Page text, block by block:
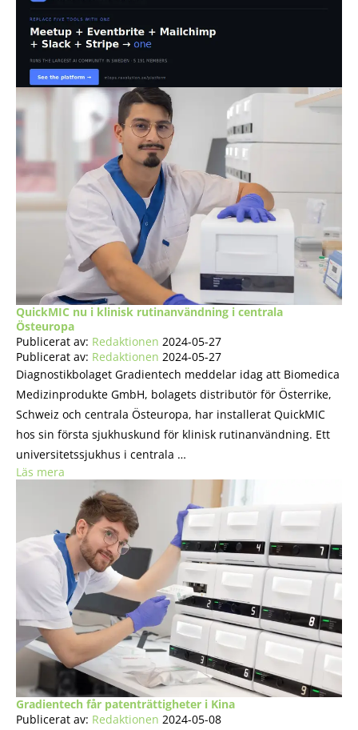
QuickMIC nu i klinisk rutinanvändning i centrala
Östeuropa
Publicerat av: Redaktionen 2024-05-27
Publicerat av: Redaktionen 2024-05-27
Diagnostikbolaget Gradientech meddelar idag att Biomedica
Medizinprodukte GmbH, bolagets distributör för Österrike,
Schweiz och centrala Östeuropa, har installerat QuickMIC
hos sin första sjukhuskund för klinisk rutinanvändning. Ett
universitetssjukhus i centrala …
Läs mera
Gradientech får patenträttigheter i Kina
Publicerat av: Redaktionen 2024-05-08